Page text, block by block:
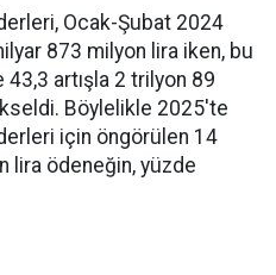
Ocak-Şubat 2024
873 milyon lira iken, bu
43,3 artışla 2 trilyon 89
Böylelikle 2025'te
için öngörülen 14
lira ödeneğin, yüzde